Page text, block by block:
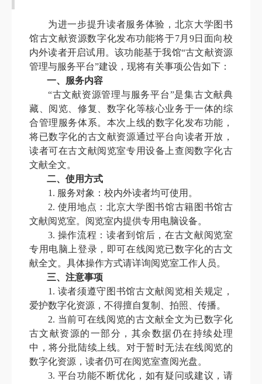
为进一步提升读者服务体验，北京大学图书
馆古文献资源数字化发布功能将于7月9日面向校
内外读者开启试用。该功能基于我馆“古文献资源
管理与服务平台”建设，现将有关事项公告如下：
一、服务内容
“古文献资源管理与服务平台”是集古文献典
藏、阅览、修复、数字化等核心业务于一体的综
合管理服务体系。本次上线的数字化发布功能，
将已数字化的古文献资源通过平台向读者开放，
读者可在古文献阅览室专用设备上查阅数字化古
文献全文。
二、使用方式
1. 服务对象：校内外读者均可使用。
2. 使用地点：北京大学图书馆古籍图书馆古
文献阅览室。阅览室内提供专用电脑设备。
3. 操作流程：读者到馆后，在古文献阅览室
专用电脑上登录，即可在线阅览已数字化的古文
献全文。具体操作方式请详询阅览室工作人员。
三、注意事项
1. 读者须遵守图书馆古文献阅览相关规定，
爱护数字化资源，不得擅自复制、拍照、传播。
2. 当前可在线阅览的古文献全文为已数字化
古文献资源的一部分，其余数据仍在持续处理
中，将分批陆续上线。对于暂时无法在线阅览的
数字化资源，读者仍可在阅览室查阅光盘。
3. 平台功能不断优化，如有疑问或建议，请